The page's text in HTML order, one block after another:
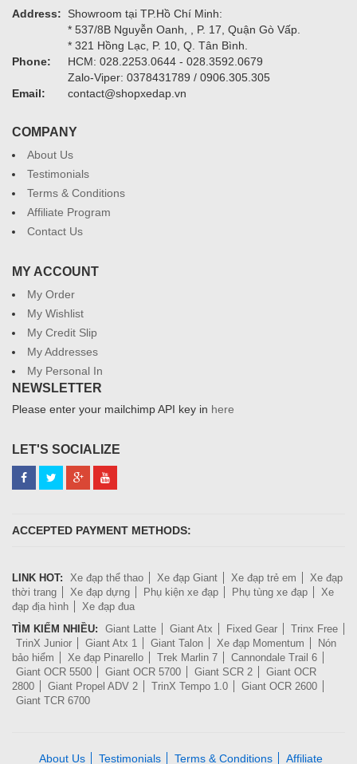
Address:
Showroom tại TP.Hồ Chí Minh:
* 537/8B Nguyễn Oanh, , P. 17, Quận Gò Vấp.
* 321 Hồng Lạc, P. 10, Q. Tân Bình.
Phone:
HCM: 028.2253.0644 - 028.3592.0679
Zalo-Viper: 0378431789 / 0906.305.305
Email:
contact@shopxedap.vn
COMPANY
About Us
Testimonials
Terms & Conditions
Affiliate Program
Contact Us
MY ACCOUNT
My Order
My Wishlist
My Credit Slip
My Addresses
My Personal In
NEWSLETTER
Please enter your mailchimp API key in here
LET'S SOCIALIZE
ACCEPTED PAYMENT METHODS:
LINK HOT: Xe đạp thể thao Xe đạp Giant Xe đạp trẻ em
Xe đạp
thời trang
Xe đạp dựng Phụ kiện xe đạp Phụ tùng xe đạp
Xe
đạp địa hình
Xe đạp đua
TÌM KIẾM NHIỀU:
Giant Latte Giant Atx Fixed Gear
Trinx Free
TrinX Junior
Giant Atx 1 Giant Talon Xe đạp Momentum
Nón
bảo hiểm
Xe đạp Pinarello Trek Marlin 7
Cannondale Trail 6
Giant OCR 5500
Giant OCR 5700 Giant SCR 2
Giant OCR
2800
Giant Propel ADV 2 TrinX Tempo 1.0
Giant OCR 2600
Giant TCR 6700
About Us Testimonials Terms & Conditions Affiliate